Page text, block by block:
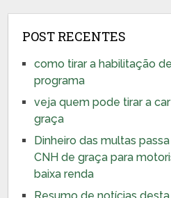
POST RECENTES
como tirar a habilitação
programa
veja quem pode tirar a
graça
Dinheiro das multas
CNH de graça para
baixa renda